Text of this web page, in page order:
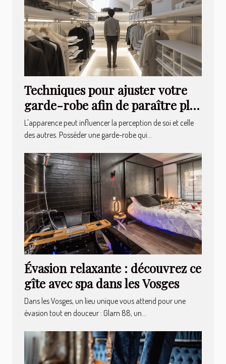
Techniques pour ajuster votre
garde-robe afin de paraître plus
élancé
L'apparence peut influencer la perception de soi et celle
des autres. Posséder une garde-robe qui...
Évasion relaxante : découvrez ce
gîte avec spa dans les Vosges
Dans les Vosges, un lieu unique vous attend pour une
évasion tout en douceur : Glam 88, un...